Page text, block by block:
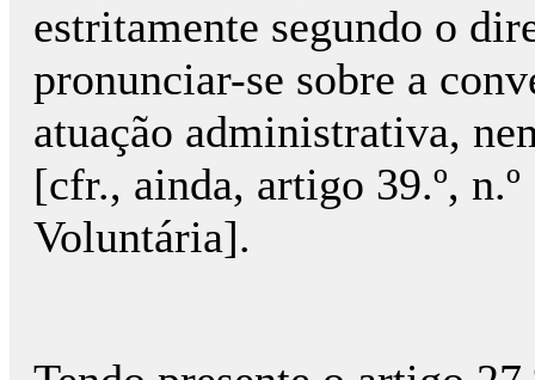
estritamente segundo o
pronunciar-se sobre a
atuação administrativa,
[cfr., ainda, artigo 39.º,
Voluntária].